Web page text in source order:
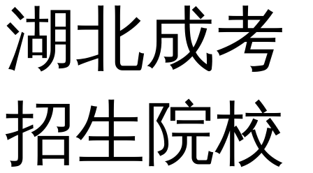
湖北成考
招生院校